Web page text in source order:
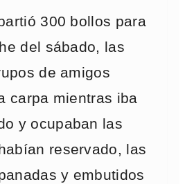
300 bollos para
del sábado, las
de amigos
carpa mientras iba
y ocupaban las
reservado, las
y embutidos